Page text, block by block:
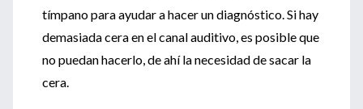
tímpano para ayudar a hacer un diagnóstico. Si hay
demasiada cera en el canal auditivo, es posible que
no puedan hacerlo, de ahí la necesidad de sacar la
cera.